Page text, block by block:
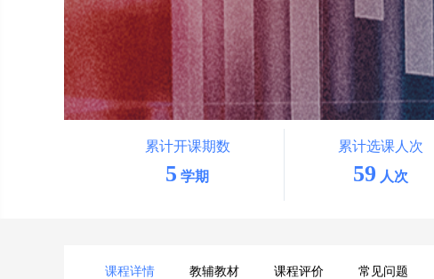
累计开课期数
5 学期
累计选课人次
59 人次
课程详情 教辅教材 课程评价 常见问题